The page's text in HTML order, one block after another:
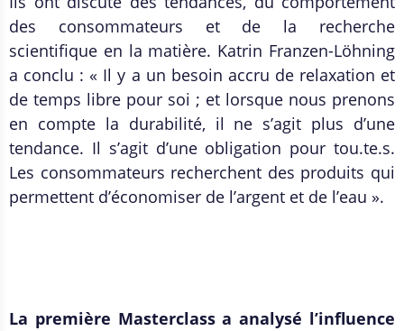
des consommateurs et de la recherche
scientifique en la matière. Katrin Franzen-Löhning
a conclu : « Il y a un besoin accru de relaxation et
de temps libre pour soi ; et lorsque nous prenons
en compte la durabilité, il ne s’agit plus d’une
tendance. Il s’agit d’une obligation pour tou.te.s.
Les consommateurs recherchent des produits qui
permettent d’économiser de l’argent et de l’eau ».
La première Masterclass a analysé l’influence